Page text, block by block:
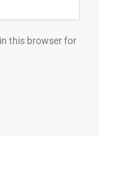
this browser for